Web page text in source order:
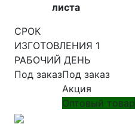
листа
СРОК
ИЗГОТОВЛЕНИЯ 1
РАБОЧИЙ ДЕНЬ
Под заказПод заказ
Акция
Оптовый товар